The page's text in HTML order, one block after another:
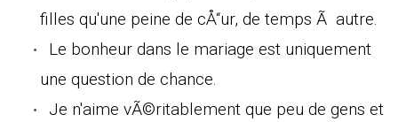
filles qu'une peine de cÅ“ur, de temps Ã autre.
Le bonheur dans le mariage est uniquement
une question de chance.
Je n'aime vÃ©ritablement que peu de gens et